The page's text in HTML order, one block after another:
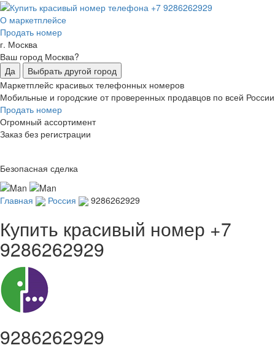
О маркетплейсе
Продать номер
г. Москва
Ваш город Москва?
Да
Выбрать другой город
Маркетплейс красивых телефонных номеров
Мобильные и городские от проверенных продавцов по всей России
Продать номер
Огромный ассортимент
Заказ без регистрации
Безопасная сделка
Главная Россия 9286262929
Купить красивый номер +7
9286262929
9286262929